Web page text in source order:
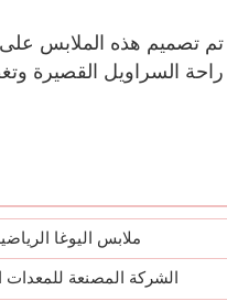
تم تصميم هذه الملابس
راحة السراويل القصيرة
ملابس اليوغا
الشركة المصنعة للمعدات